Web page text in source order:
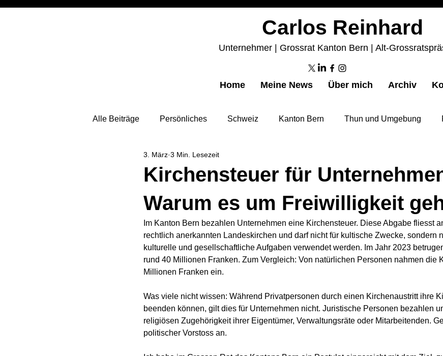
Carlos Reinhard
Unternehmer | Grossrat Kanton Bern | Alt-
Home Meine News Über mich Archiv
Alle Beiträge Persönliches Schweiz Kanton Bern Thun und Umgebung
Kirchensteuer für
Warum es um Freiwilligkeit
3. März 3 Min. Lesezeit
Im Kanton Bern bezahlen Unternehmen eine Kirchensteuer. Diese Abgabe fliesst
rechtlich anerkannten Landeskirchen und darf nicht für kultische Zwecke, sondern
kulturelle und gesellschaftliche Aufgaben verwendet werden. Im Jahr 2023
rund 40 Millionen Franken. Zum Vergleich: Von natürlichen Personen nahmen die
Millionen Franken ein.
Was viele nicht wissen: Während Privatpersonen durch einen Kirchenaustritt ihre
beenden können, gilt dies für Unternehmen nicht. Juristische Personen bezahlen
religiösen Zugehörigkeit ihrer Eigentümer, Verwaltungsräte oder Mitarbeitenden.
politischer Vorstoss an.